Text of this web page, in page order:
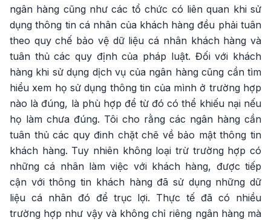
ngân hàng cũng như các tổ chức có liên quan khi sử
dụng thông tin cá nhân của khách hàng đều phải tuân
theo quy chế bảo vệ dữ liệu cá nhân khách hàng và
tuân thủ các quy định của pháp luật. Đối với khách
hàng khi sử dụng dịch vụ của ngân hàng cũng cần tìm
hiểu xem họ sử dụng thông tin của mình ở trường hợp
nào là đúng, là phù hợp để từ đó có thể khiếu nại nếu
họ làm chưa đúng. Tôi cho rằng các ngân hàng cần
tuân thủ các quy đinh chặt chẽ về bảo mật thông tin
khách hàng. Tuy nhiên không loại trừ trường hợp có
những cá nhân làm việc với khách hàng, được tiếp
cận với thông tin khách hàng đã sử dụng những dữ
liệu cá nhân đó để trục lợi. Thực tế đã có nhiều
trường hợp như vậy và không chỉ riêng ngân hàng mà